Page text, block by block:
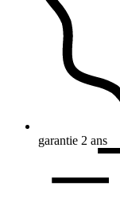
garantie 2 ans